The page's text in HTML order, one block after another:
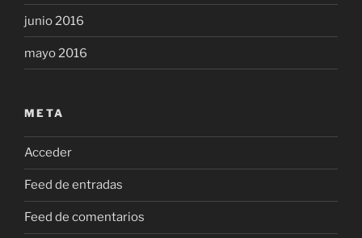
junio 2016
mayo 2016
META
Acceder
Feed de entradas
Feed de comentarios